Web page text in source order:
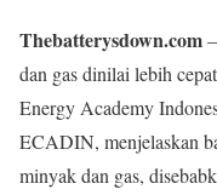
Thebatterysdown.com
dan gas dinilai lebih
Energy Academy
ECADIN, menjelaskan
minyak dan gas,